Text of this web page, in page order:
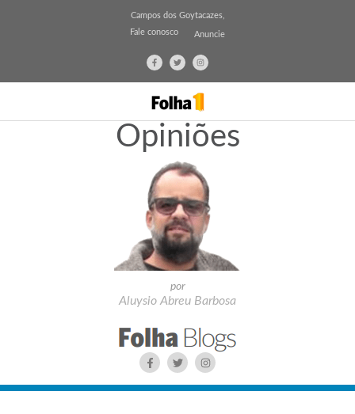
Campos dos Goytacazes,
Fale conosco
Anuncie
Opiniões
por
Aluysio Abreu Barbosa